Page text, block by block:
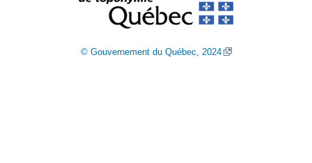
© Gouvernement du Québec, 2024